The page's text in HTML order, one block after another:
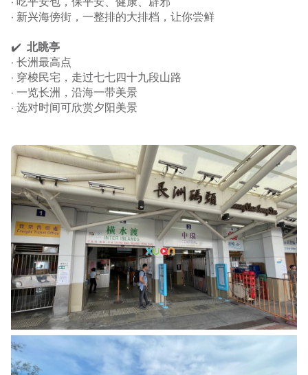
· 新兴海傍街，一整排的大排档，让你尝鲜
✔️ 北眺亭
· 长洲最高点
· 穿梭民宅，走过七七四十九段山路
· 一览长洲，沿海一带美景
· 选对时间可欣赏夕阳美景